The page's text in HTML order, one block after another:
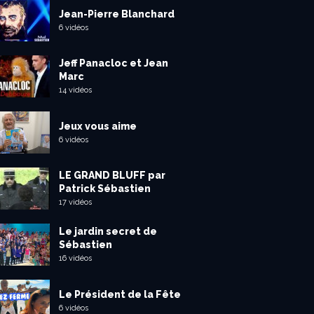
Jean-Pierre Blanchard
6 vidéos
Jeff Panacloc et Jean
Marc
14 vidéos
Jeux vous aime
6 vidéos
LE GRAND BLUFF par
Patrick Sébastien
17 vidéos
Le jardin secret de
Sébastien
16 vidéos
Le Président de la Fête
6 vidéos